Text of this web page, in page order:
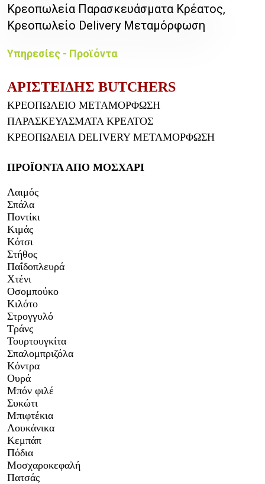
Κρεοπωλεία Παρασκευάσματα Κρέατος,
Κρεοπωλείο Delivery Μεταμόρφωση
Υπηρεσίες - Προϊόντα
ΑΡΙΣΤΕΙΔΗΣ BUTCHERS
ΚΡΕΟΠΩΛΕΙΟ ΜΕΤΑΜΟΡΦΩΣΗ
ΠΑΡΑΣΚΕΥΑΣΜΑΤΑ ΚΡΕΑΤΟΣ
ΚΡΕΟΠΩΛΕΙΑ DELIVERY ΜΕΤΑΜΟΡΦΩΣΗ
ΠΡΟΪΟΝΤΑ ΑΠΟ ΜΟΣΧΑΡΙ
Λαιμός
Σπάλα
Ποντίκι
Κιμάς
Κότσι
Στήθος
Παΐδοπλευρά
Χτένι
Οσομπούκο
Κιλότο
Στρογγυλό
Τράνς
Τουρτουγκίτα
Σπαλομπριζόλα
Κόντρα
Ουρά
Μπόν φιλέ
Συκώτι
Μπιφτέκια
Λουκάνικα
Κεμπάπ
Πόδια
Μοσχαροκεφαλή
Πατσάς